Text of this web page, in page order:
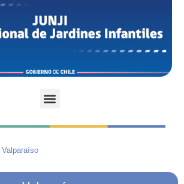
Valparaíso